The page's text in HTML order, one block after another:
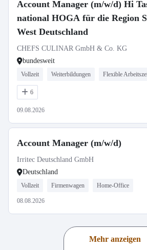
Account Manager (m/w/d) Hi
national HOGA für die Region
West Deutschland
CHEFS CULINAR GmbH & Co. KG
bundesweit
Vollzeit Weiterbildungen Flexible
6
09.08.2026
Account Manager (m/w/d)
Irritec Deutschland GmbH
Deutschland
Vollzeit Firmenwagen Home-Office
08.08.2026
Mehr anzeigen